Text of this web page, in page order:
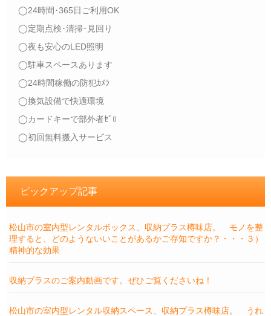
◯24時間･365日ご利用OK
◯定期点検･清掃･見回り
◯夜も安心のLED照明
◯駐車スペースあります
◯24時間稼働の防犯ｶﾒﾗ
◯換気設備で快適環境
◯カードキーで部外者ｾﾞﾛ
◯初回無料搬入サービス
ピックアップ記事
松山市の室内型レンタルボックス、収納プラス樽味店。 モノを整
理すると、どのようないいことがあるかご存知ですか？・・・３）
精神的な効果
収納プラスのご案内動画です。ぜひご覧くださいね！
松山市の室内型レンタル収納スペース、収納プラス樽味店。 うれ